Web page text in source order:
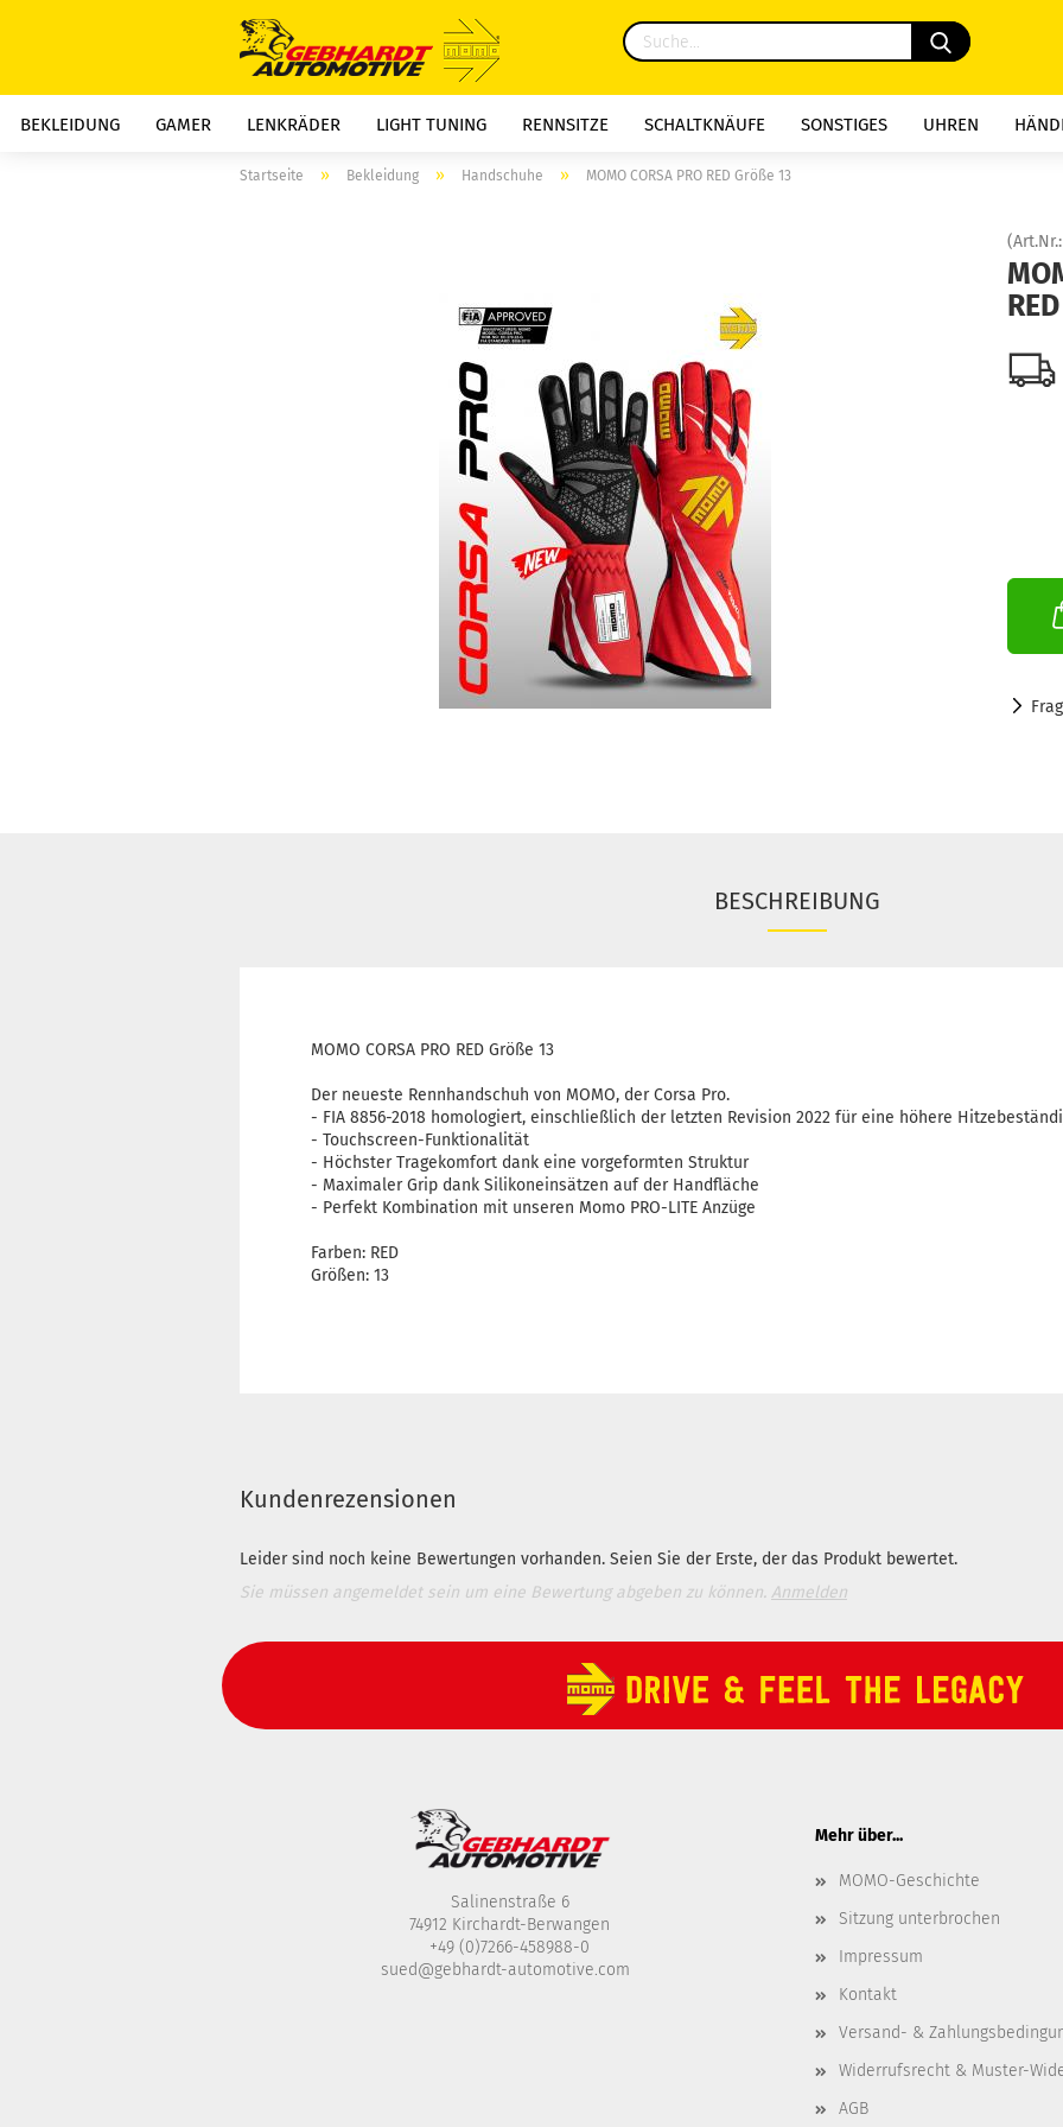
BEKLEIDUNG GAMER LENKRÄDER LIGHT TUNING RENNSITZE SCHALTKNÄUFE SONSTIGES UHREN
Startseite » Bekleidung » Handschuhe » MOMO CORSA PRO RED Größe 13
(Art.Nr.:
BESCHREIBUNG
MOMO CORSA PRO RED Größe 13
Der neueste Rennhandschuh von MOMO, der Corsa Pro.
- FIA 8856-2018 homologiert, einschließlich der letzten Revision 2022 für eine höhere
- Touchscreen-Funktionalität
- Höchster Tragekomfort dank eine vorgeformten Struktur
- Maximaler Grip dank Silikoneinsätzen auf der Handfläche
- Perfekt Kombination mit unseren Momo PRO-LITE Anzüge
Farben: RED
Größen: 13
Kundenrezensionen
Leider sind noch keine Bewertungen vorhanden. Seien Sie der Erste, der das Produkt bewertet.
Sie müssen angemeldet sein um eine Bewertung abgeben zu können. Anmelden
Salinenstraße 6
74912 Kirchardt-Berwangen
+49 (0)7266-458988-0
sued@gebhardt-automotive.com
Mehr über...
MOMO-Geschichte
Sitzung unterbrochen
Impressum
Kontakt
Versand- &
Widerrufsrecht & Muster-
AGB